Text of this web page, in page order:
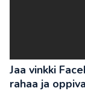
Jaa vinkki
rahaa ja